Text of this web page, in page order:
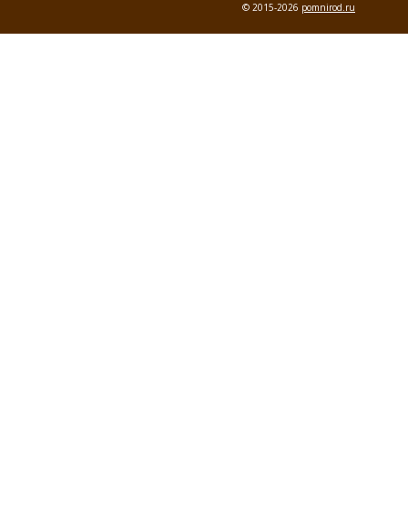
© 2015-2026 pomnirod.ru